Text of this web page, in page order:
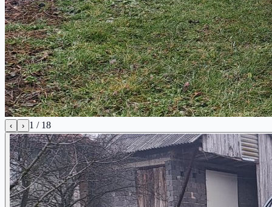
‹ › 1 / 18